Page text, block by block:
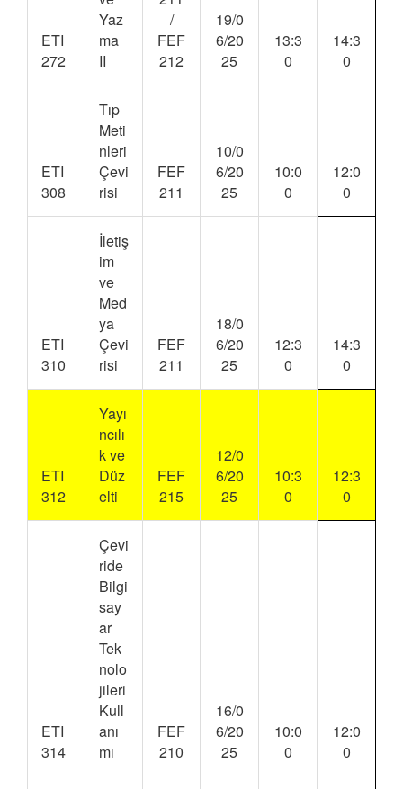
ETI
272
Yaz
ma
II
/
FEF
212
19/0
6/20
25
13:3
0
14:3
0
ETI
308
Tıp
Meti
nleri
Çevi
risi
FEF
211
10/0
6/20
25
10:0
0
12:0
0
ETI
310
İletiş
im
ve
Med
ya
Çevi
risi
FEF
211
18/0
6/20
25
12:3
0
14:3
0
ETI
312
Yayı
ncılı
k ve
Düz
elti
FEF
215
12/0
6/20
25
10:3
0
12:3
0
ETI
314
Çevi
ride
Bilgi
say
ar
Tek
nolo
jileri
Kull
anı
mı
FEF
210
16/0
6/20
25
10:0
0
12:0
0